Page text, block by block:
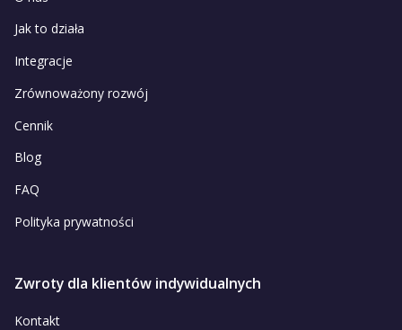
Jak to działa
Integracje
Zrównoważony rozwój
Cennik
Blog
FAQ
Polityka prywatności
Zwroty dla klientów indywidualnych
Kontakt